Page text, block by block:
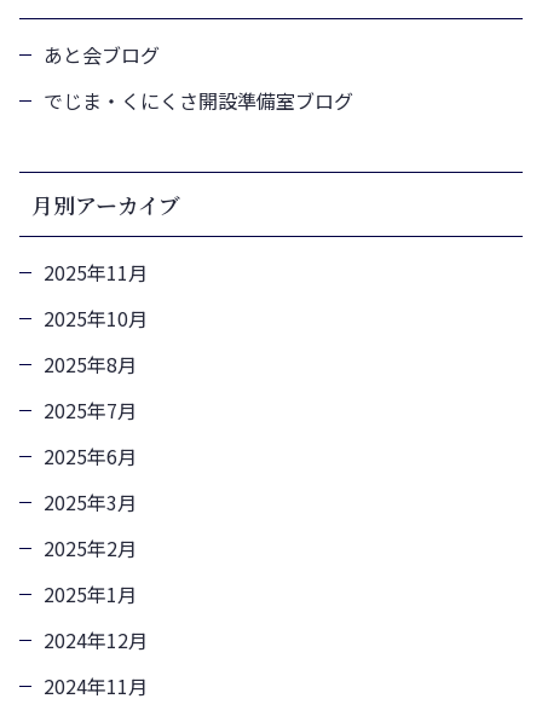
あと会ブログ
でじま・くにくさ開設準備室ブログ
月別アーカイブ
2025年11月
2025年10月
2025年8月
2025年7月
2025年6月
2025年3月
2025年2月
2025年1月
2024年12月
2024年11月